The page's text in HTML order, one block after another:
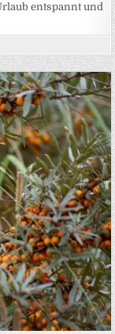
entspannt und